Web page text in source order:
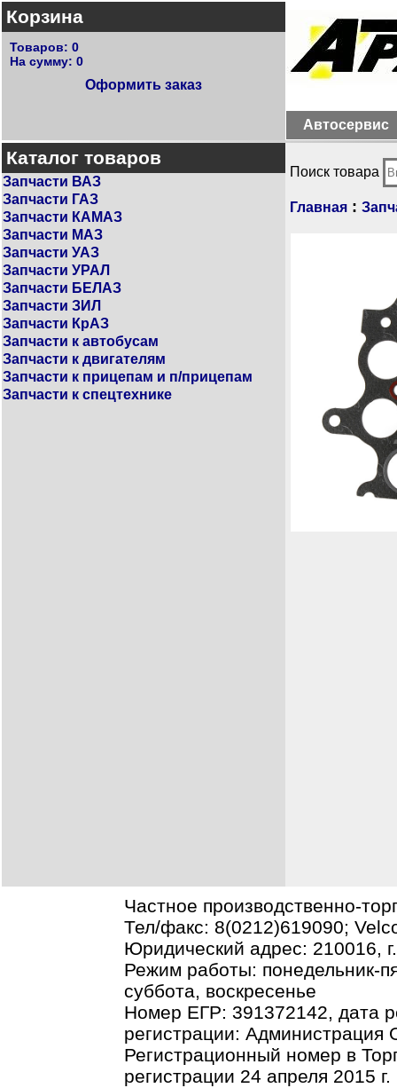
Корзина
Товаров: 0
На сумму: 0
Оформить заказ
Автосервис
Каталог товаров
Запчасти ВАЗ
Запчасти ГАЗ
Запчасти КАМАЗ
Запчасти МАЗ
Запчасти УАЗ
Запчасти УРАЛ
Запчасти БЕЛАЗ
Запчасти ЗИЛ
Запчасти КрАЗ
Запчасти к автобусам
Запчасти к двигателям
Запчасти к прицепам и п/прицепам
Запчасти к спецтехнике
Поиск товара
Главная :
Частное производственно-
Тел/факс: 8(0212)619090;
Юридический адрес: 210016,
Режим работы: понедельник-
суббота, воскресенье
Номер ЕГР: 391372142, дата
регистрации: Администрация
Регистрационный номер в
регистрации 24 апреля 2015 г.